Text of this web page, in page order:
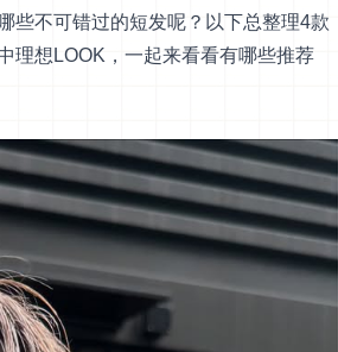
些不可错过的短发呢？以下总整理4款
理想LOOK，一起来看看有哪些推荐